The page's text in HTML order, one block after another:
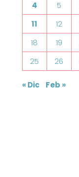
4
5
11
12
18
19
25
26
« Dic Feb »